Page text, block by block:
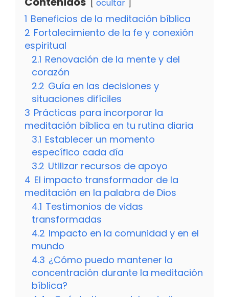
ocultar
1 Beneficios de la meditación bíblica
2 Fortalecimiento de la fe y conexión
espiritual
2.1 Renovación de la mente y del
corazón
2.2 Guía en las decisiones y
situaciones difíciles
3 Prácticas para incorporar la
meditación bíblica en tu rutina diaria
3.1 Establecer un momento
específico cada día
3.2 Utilizar recursos de apoyo
4 El impacto transformador de la
meditación en la palabra de Dios
4.1 Testimonios de vidas
transformadas
4.2 Impacto en la comunidad y en el
mundo
4.3 ¿Cómo puedo mantener la
concentración durante la meditación
bíblica?